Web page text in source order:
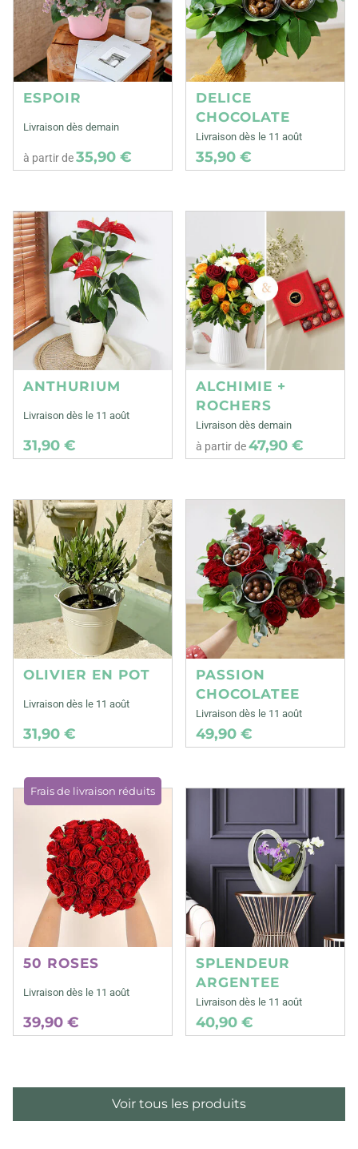
ESPOIR
Livraison dès demain
à partir de35,90 €
DELICE
CHOCOLATE
Livraison dès le 11 août
35,90 €
ANTHURIUM
Livraison dès le 11 août
31,90 €
ALCHIMIE +
ROCHERS
Livraison dès demain
à partir de47,90 €
OLIVIER EN POT
Livraison dès le 11 août
31,90 €
PASSION
CHOCOLATEE
Livraison dès le 11 août
49,90 €
Frais de livraison réduits
50 ROSES
Livraison dès le 11 août
39,90 €
SPLENDEUR
ARGENTEE
Livraison dès le 11 août
40,90 €
Voir tous les produits